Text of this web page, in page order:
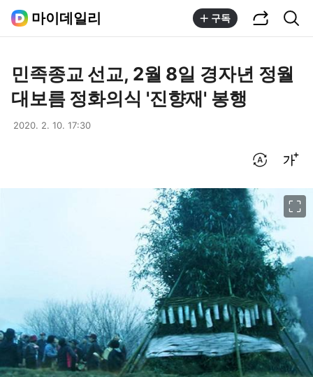
마이데일리 구독
민족종교 선교, 2월 8일 경자년 정월
대보름 정화의식 '진향재' 봉행
2020. 2. 10. 17:30